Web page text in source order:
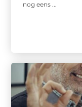
nog eens ...